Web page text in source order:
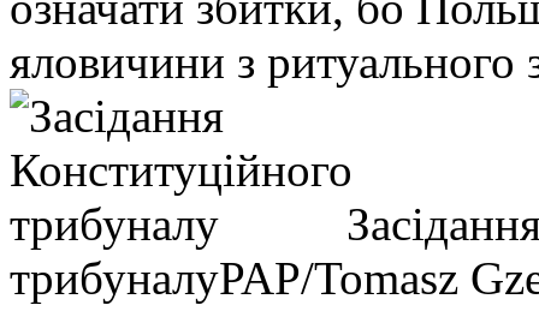
яловичини з ритуального
трибуналуPAP/Tomasz